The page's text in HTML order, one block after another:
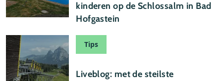
kinderen op de Schlossalm in Bad
Hofgastein
Tips
Liveblog: met de steilste